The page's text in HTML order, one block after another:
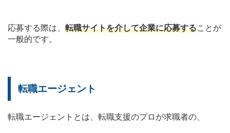
応募する際は、 転職サイトを介して企業に応募することが
一般的です。
転職エージェント
転職エージェントとは、転職支援のプロが求職者の、